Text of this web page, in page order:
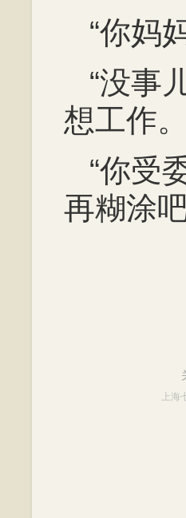
“你妈
“没事
想工作
“你受
再糊涂
上